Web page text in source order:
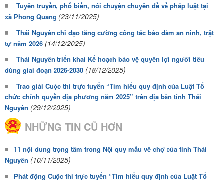
Tuyên truyền, phổ biến, nói chuyện chuyên đề về pháp luật tại
xã Phong Quang (23/11/2025)
Thái Nguyên chỉ đạo tăng cường công tác bảo đảm an ninh, trật
tự năm 2026 (14/12/2025)
Thái Nguyên triển khai Kế hoạch bảo vệ quyền lợi người tiêu
dùng giai đoạn 2026-2030 (18/12/2025)
Trao giải Cuộc thi trực tuyến “Tìm hiểu quy định của Luật Tổ
chức chính quyền địa phương năm 2025” trên địa bàn tỉnh Thái
Nguyên (29/12/2025)
NHỮNG TIN CŨ HƠN
11 nội dung trọng tâm trong Nội quy mẫu về chợ của tỉnh Thái
Nguyên (10/11/2025)
Phát động Cuộc thi trực tuyến “Tìm hiểu quy định của Luật Tổ